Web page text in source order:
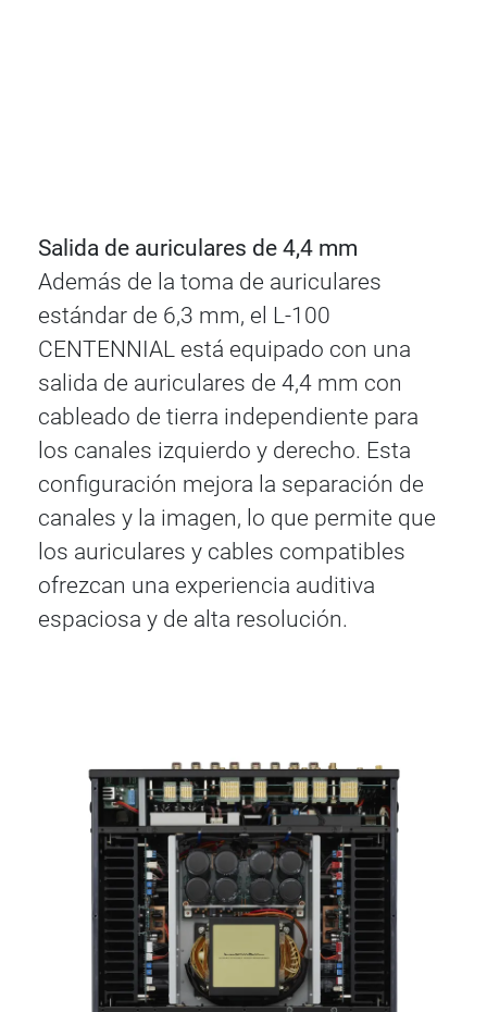
Salida de auriculares de 4,4 mm
Además de la toma de auriculares
estándar de 6,3 mm, el L-100
CENTENNIAL está equipado con una
salida de auriculares de 4,4 mm con
cableado de tierra independiente para
los canales izquierdo y derecho. Esta
configuración mejora la separación de
canales y la imagen, lo que permite que
los auriculares y cables compatibles
ofrezcan una experiencia auditiva
espaciosa y de alta resolución.